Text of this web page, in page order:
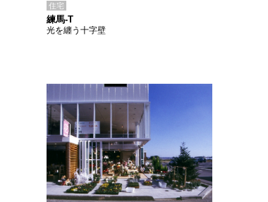
住宅
練馬-T
光を纏う十字壁